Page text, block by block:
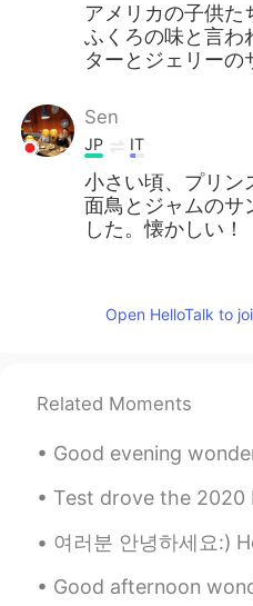
アメリカの子供た
ふくろの味と言わ
ターとジェリーの
Sen
JP IT
小さい頃、プリン
面鳥とジャムのサ
した。懐かしい！
faith ᜆᜒᜏᜎ信仰
っぱい、ピーナッ
JP EN
Open HelloTalk to
Related Moments
Good evening wonderful people. It is English
Test drove the 2020 BMW M8 Gran Coupe
여러분 안녕하세요:) Hello everyone. So, since I am
Good afternoon wonderful people! It is English